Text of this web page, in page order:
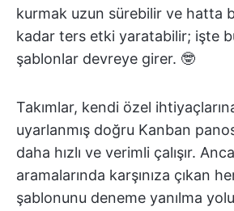
kurmak uzun sürebilir ve hatta
kadar ters etki yaratabilir; işte
şablonlar devreye girer. 🤓
Takımlar, kendi özel
uyarlanmış doğru Kanban
daha hızlı ve verimli çalışır.
aramalarında karşınıza çıkan
şablonunu deneme yanılma